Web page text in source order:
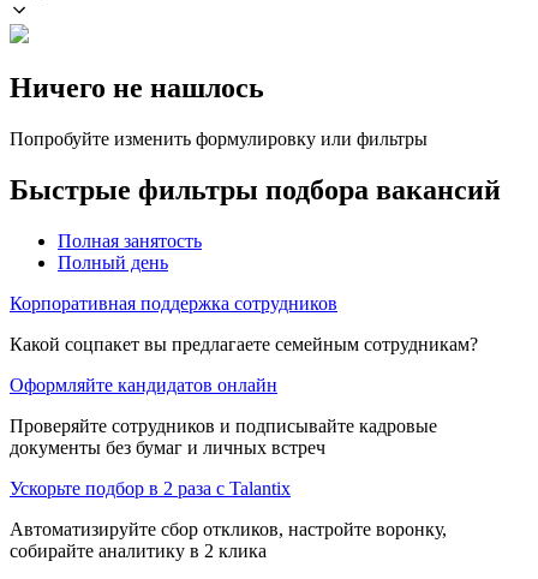
Ничего не нашлось
Попробуйте изменить формулировку или фильтры
Быстрые фильтры подбора вакансий
Полная занятость
Полный день
Корпоративная поддержка сотрудников
Какой соцпакет вы предлагаете семейным сотрудникам?
Оформляйте кандидатов онлайн
Проверяйте сотрудников и подписывайте кадровые
документы без бумаг и личных встреч
Ускорьте подбор в 2 раза с Talantix
Автоматизируйте сбор откликов, настройте воронку,
собирайте аналитику в 2 клика